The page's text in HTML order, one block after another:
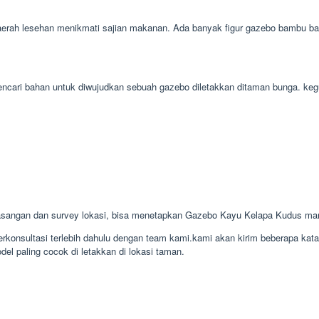
lesehan menikmati sajian makanan. Ada banyak figur gazebo bambu
bahan untuk diwujudkan sebuah gazebo diletakkan ditaman bunga.
dan survey lokasi, bisa menetapkan Gazebo Kayu Kelapa Kudus
terlebih dahulu dengan team kami.kami akan kirim beberapa
paling cocok di letakkan di lokasi taman.